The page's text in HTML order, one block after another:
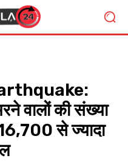
वालों की संख्या
से ज्यादा